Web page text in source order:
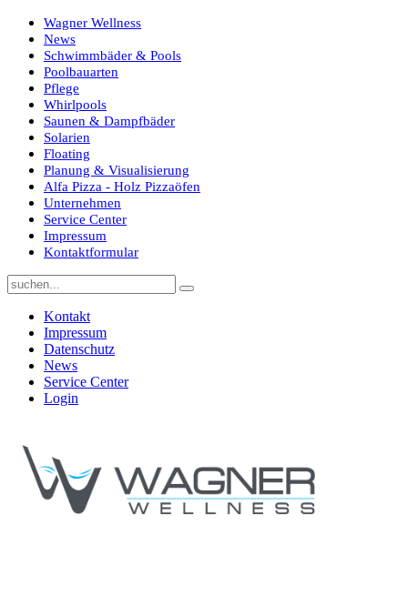
Wagner Wellness
News
Schwimmbäder & Pools
Poolbauarten
Pflege
Whirlpools
Saunen & Dampfbäder
Solarien
Floating
Planung & Visualisierung
Alfa Pizza - Holz Pizzaöfen
Unternehmen
Service Center
Impressum
Kontaktformular
Kontakt
Impressum
Datenschutz
News
Service Center
Login